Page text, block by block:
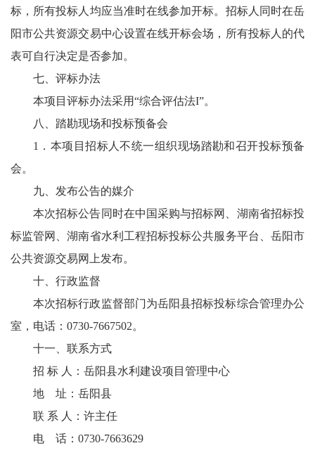
标，所有投标人均应当准时在线参加开标。招标人同时在岳
阳市公共资源交易中心设置在线开标会场，所有投标人的代
表可自行决定是否参加。
七、评标办法
本项目评标办法采用“综合评估法I”。
八、踏勘现场和投标预备会
1．本项目招标人不统一组织现场踏勘和召开投标预备
会。
九、发布公告的媒介
本次招标公告同时在中国采购与招标网、湖南省招标投
标监管网、湖南省水利工程招标投标公共服务平台、岳阳市
公共资源交易网上发布。
十、行政监督
本次招标行政监督部门为岳阳县招标投标综合管理办公
室，电话：0730-7667502。
十一、联系方式
招 标 人：岳阳县水利建设项目管理中心
地 址：岳阳县
联 系 人：许主任
电 话：0730-7663629